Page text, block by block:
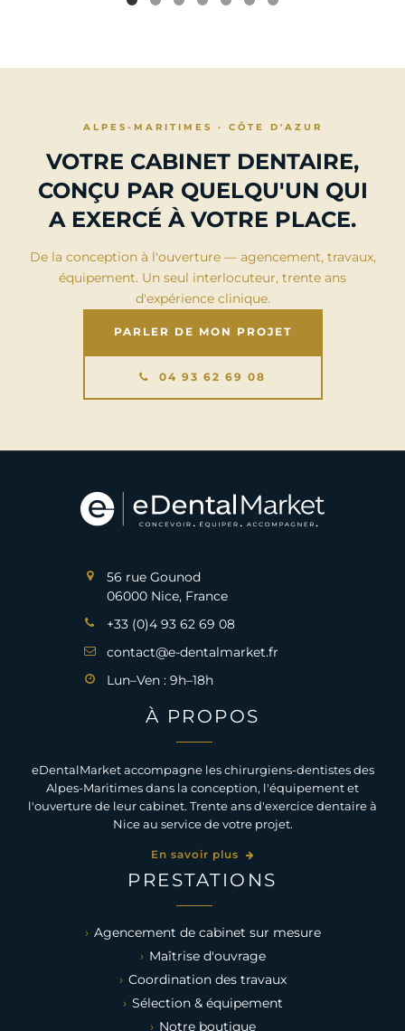
ALPES-MARITIMES · CÔTE D'AZUR
VOTRE CABINET DENTAIRE,
CONÇU PAR QUELQU'UN QUI
A EXERCÉ À VOTRE PLACE.
De la conception à l'ouverture — agencement, travaux,
équipement. Un seul interlocuteur, trente ans
d'expérience clinique.
PARLER DE MON PROJET
04 93 62 69 08
56 rue Gounod
06000 Nice, France
+33 (0)4 93 62 69 08
contact@e-dentalmarket.fr
Lun–Ven : 9h–18h
À PROPOS
eDentalMarket accompagne les chirurgiens-dentistes des
Alpes-Maritimes dans la conception, l'équipement et
l'ouverture de leur cabinet. Trente ans d'exercice dentaire à
Nice au service de votre projet.
En savoir plus
PRESTATIONS
Agencement de cabinet sur mesure
Maîtrise d'ouvrage
Coordination des travaux
Sélection & équipement
Notre boutique